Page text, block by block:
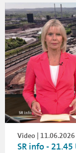
Video | 11.06.2026
SR info -